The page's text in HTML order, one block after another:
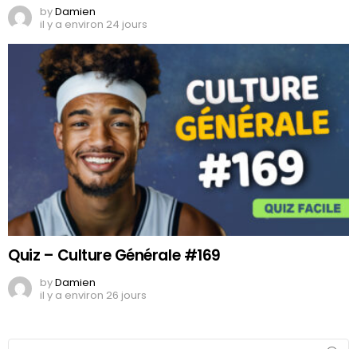
byDamien
il y a environ 24 jours
Quiz – Culture Générale #169
byDamien
il y a environ 26 jours